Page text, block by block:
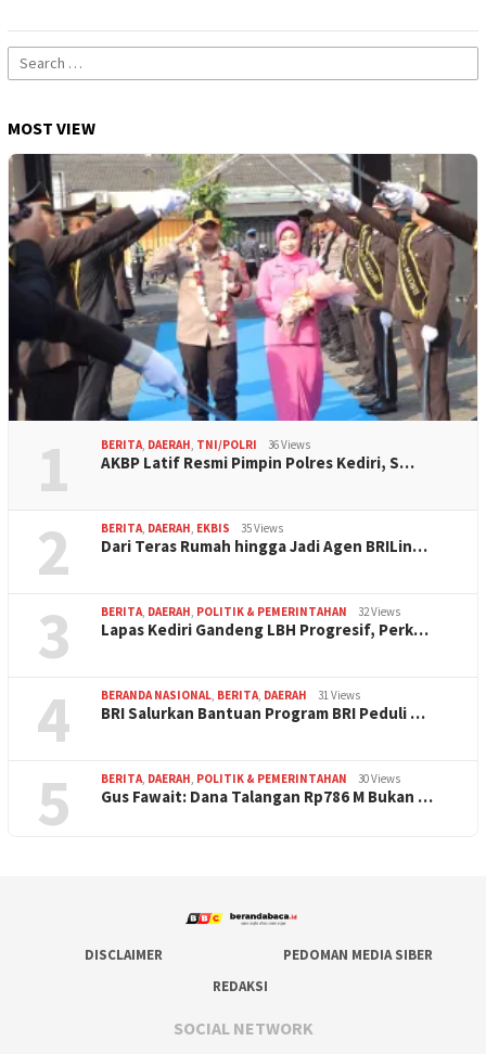
Search
for:
MOST VIEW
1 BERITA, DAERAH, TNI/POLRI 36 Views
AKBP Latif Resmi Pimpin Polres Kediri, S…
2 BERITA, DAERAH, EKBIS 35 Views
Dari Teras Rumah hingga Jadi Agen BRILin…
3 BERITA, DAERAH, POLITIK & PEMERINTAHAN 32 Views
Lapas Kediri Gandeng LBH Progresif, Perk…
4 BERANDA NASIONAL, BERITA, DAERAH 31 Views
BRI Salurkan Bantuan Program BRI Peduli …
5 BERITA, DAERAH, POLITIK & PEMERINTAHAN 30 Views
Gus Fawait: Dana Talangan Rp786 M Bukan …
DISCLAIMER
PEDOMAN MEDIA SIBER
REDAKSI
SOCIAL NETWORK